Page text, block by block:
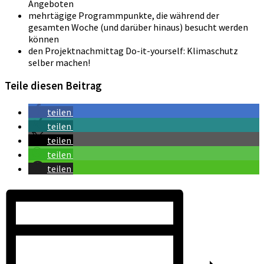
Angeboten
mehrtägige Programmpunkte, die während der
gesamten Woche (und darüber hinaus) besucht werden
können
den Projektnachmittag Do-it-yourself: Klimaschutz
selber machen!
Teile diesen Beitrag
teilen
teilen
teilen
teilen
teilen